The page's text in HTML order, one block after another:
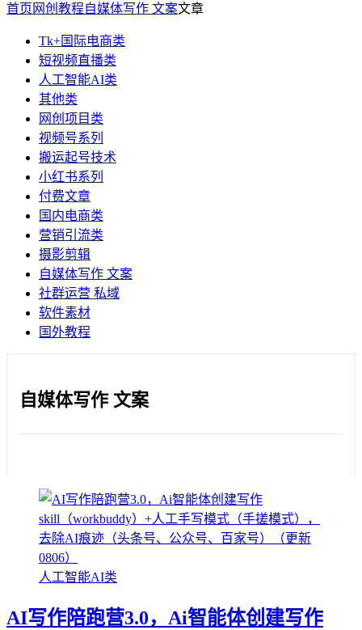
首页 网创教程自媒体写作 文案文章
Tk+国际电商类
短视频直播类
人工智能AI类
其他类
网创项目类
视频号系列
搬运起号技术
小红书系列
付费文章
国内电商类
营销引流类
摄影剪辑
自媒体写作 文案
社群运营 私域
软件素材
国外教程
自媒体写作 文案
人工智能AI类
AI写作陪跑营3.0，Ai智能体创建写作